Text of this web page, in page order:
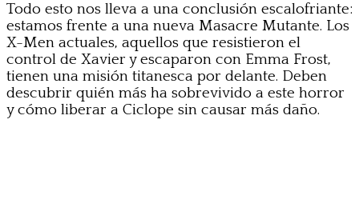
Todo esto nos lleva a una conclusión escalofriante:
estamos frente a una nueva Masacre Mutante. Los
X-Men actuales, aquellos que resistieron el
control de Xavier y escaparon con Emma Frost,
tienen una misión titanesca por delante. Deben
descubrir quién más ha sobrevivido a este horror
y cómo liberar a Ciclope sin causar más daño.